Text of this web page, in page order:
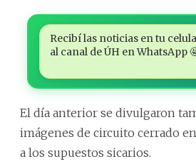
Recibí las noticias en tu
al canal de ÚH en WhatsApp
El día anterior se divulgaron
imágenes de circuito cerrado
a los supuestos sicarios.